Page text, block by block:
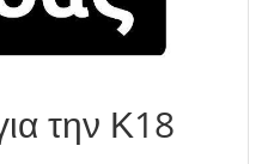
την Κ18